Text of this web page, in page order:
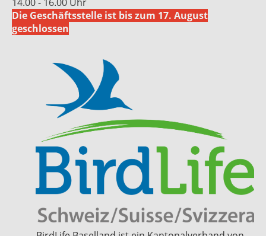
Die Geschäftsstelle ist bis zum 17. August
geschlossen